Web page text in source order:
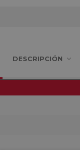
DESCRIPCIÓN